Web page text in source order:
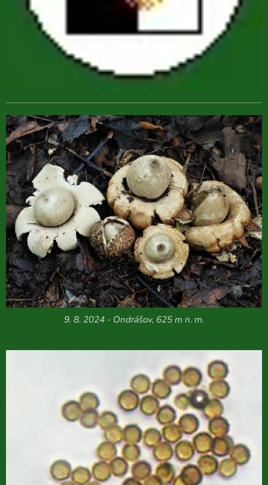
9. 8. 2024 - Ondrášov, 625 m n. m.